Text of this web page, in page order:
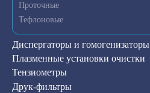
Проточные
Тефлоновые
Диспергаторы и гомогенизаторы
Плазменные установки очистки
Тензиометры
Друк-фильтры